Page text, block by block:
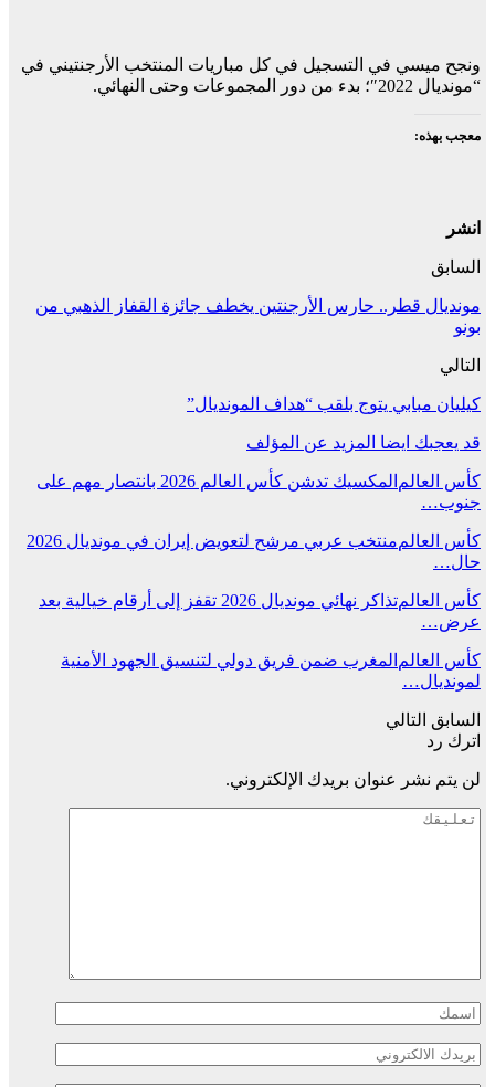
ونجح ميسي في التسجيل في كل مباريات المنتخب الأرجنتيني في
“مونديال 2022″؛ بدء من دور المجموعات وحتى النهائي.
معجب بهذه:
انشر
السابق
مونديال قطر.. حارس الأرجنتين يخطف جائزة القفاز الذهبي من
بونو
التالي
كيليان مبابي يتوج بلقب “هداف المونديال”
قد يعجبك ايضا المزيد عن المؤلف
كأس العالم
المكسيك تدشن كأس العالم 2026 بانتصار مهم على
جنوب…
كأس العالم
منتخب عربي مرشح لتعويض إيران في مونديال 2026
حال…
كأس العالم
تذاكر نهائي مونديال 2026 تقفز إلى أرقام خيالية بعد
عرض…
كأس العالم المغرب ضمن فريق دولي لتنسيق الجهود الأمنية
لمونديال…
السابق التالي
اترك رد
لن يتم نشر عنوان بريدك الإلكتروني.